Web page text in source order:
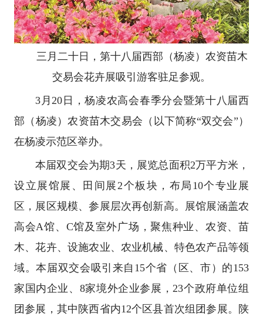
三月二十日，第十八届西部（杨凌）农资苗木
交易会花卉展吸引游客驻足参观。
3月20日，杨凌农高会春季分会暨第十八届西
部（杨凌）农资苗木交易会（以下简称“双交会”）
在杨凌示范区举办。
本届双交会为期3天，展览总面积2万平方米，
设立展馆展、田间展2个板块，布局10个专业展
区，展区规模、参展层次再创新高。展馆展涵盖农
高会A馆、C馆及室外广场，聚焦种业、农资、苗
木、花卉、设施农业、农业机械、特色农产品等领
域。本届双交会吸引来自15个省（区、市）的153
家国内企业、8家境外企业参展，23个政府单位组
团参展，其中陕西省内12个区县首次组团参展。陕